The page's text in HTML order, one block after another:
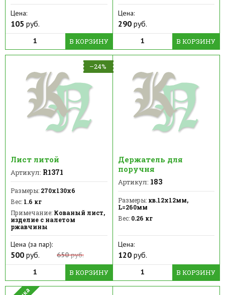
Цена:
105 руб.
В КОРЗИНУ
Цена:
290руб.
В КОРЗИНУ
–24%
Лист литой
Артикул: R1371
Размеры: 270х130х6
Вес: 1.6 кг
Примечание: Кованый лист,
изделие с налетом
ржавчины
Цена (за пар):
500 руб. 650руб.
В КОРЗИНУ
Держатель для
поручня
Артикул: 183
Размеры:кв.12х12мм,
L=260мм
Вес:0.26 кг
Цена:
120руб.
В КОРЗИНУ